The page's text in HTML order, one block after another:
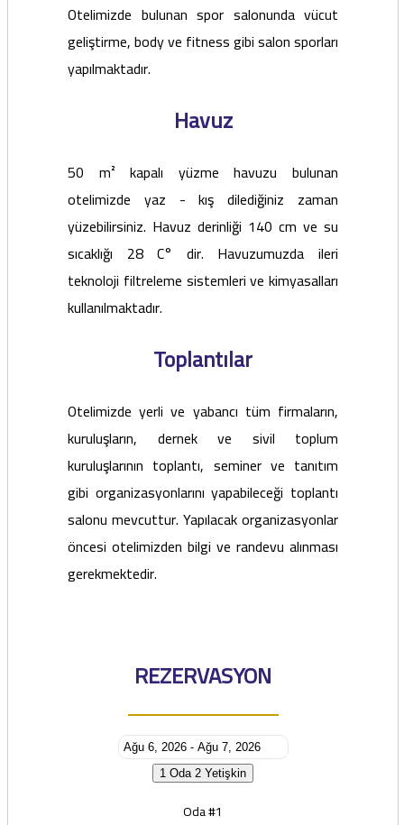
Otelimizde bulunan spor salonunda vücut
geliştirme, body ve fitness gibi salon sporları
yapılmaktadır.
Havuz
50 m² kapalı yüzme havuzu bulunan
otelimizde yaz - kış dilediğiniz zaman
yüzebilirsiniz. Havuz derinliği 140 cm ve su
sıcaklığı 28 C° dir. Havuzumuzda ileri
teknoloji filtreleme sistemleri ve kimyasalları
kullanılmaktadır.
Toplantılar
Otelimizde yerli ve yabancı tüm firmaların,
kuruluşların, dernek ve sivil toplum
kuruluşlarının toplantı, seminer ve tanıtım
gibi organizasyonlarını yapabileceği toplantı
salonu mevcuttur. Yapılacak organizasyonlar
öncesi otelimizden bilgi ve randevu alınması
gerekmektedir.
REZERVASYON
1 Oda 2 Yetişkin
Oda #1